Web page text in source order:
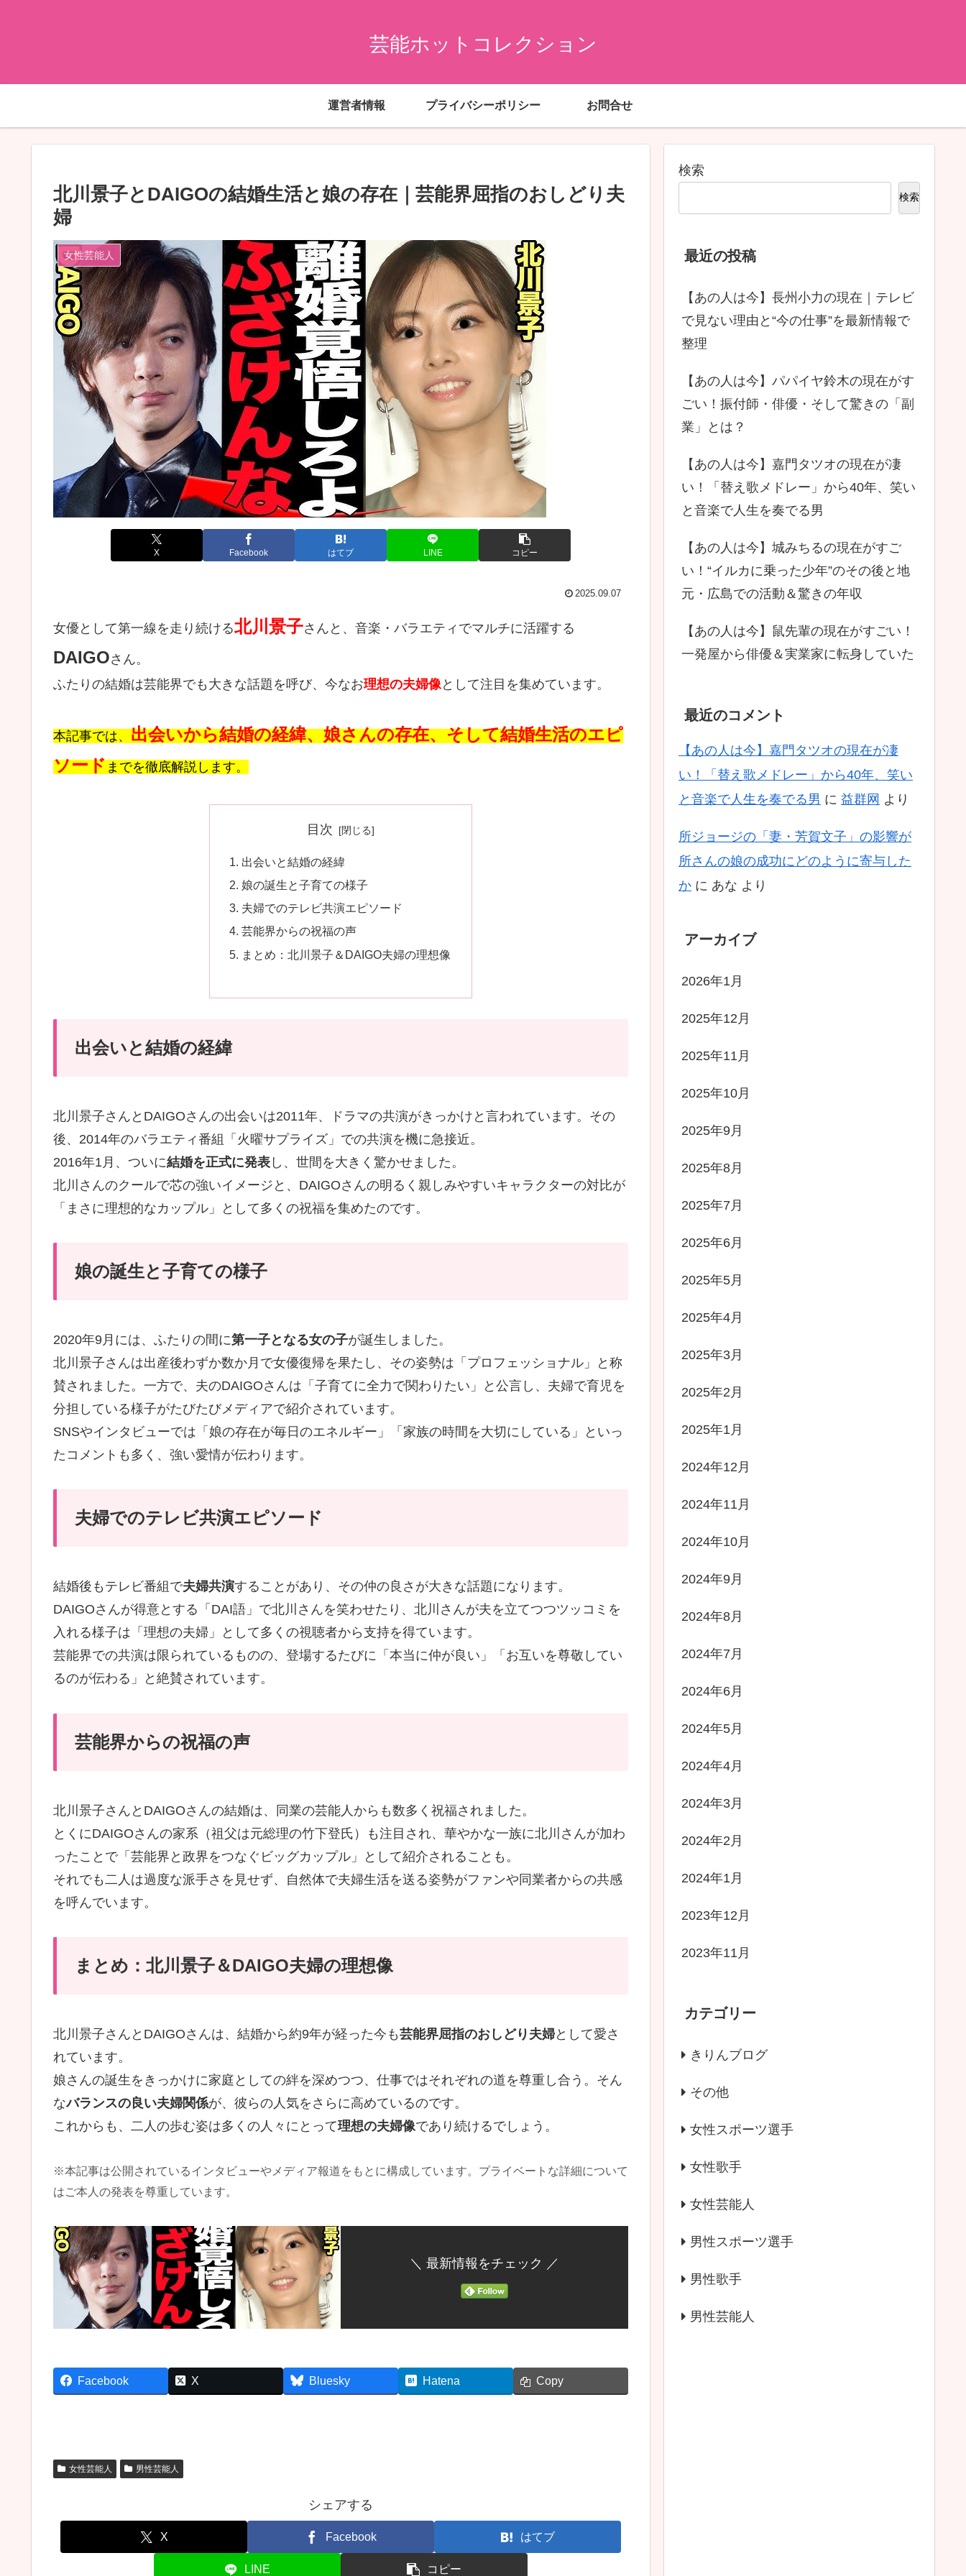
芸能ホットコレクション
運営者情報 プライバシーポリシー お問合せ
北川景子とDAIGOの結婚生活と娘の存在｜芸能界屈指のおしどり夫
婦
女性芸能人
X Facebook はてブ LINE コピー
2025.09.07
女優として第一線を走り続ける北川景子さんと、音楽・バラエティでマルチに活躍する
DAIGOさん。
ふたりの結婚は芸能界でも大きな話題を呼び、今なお理想の夫婦像として注目を集めています。
本記事では、 出会いから結婚の経緯、娘さんの存在、そして結婚生活のエピ
ソードまでを徹底解説します。
目次
出会いと結婚の経緯
娘の誕生と子育ての様子
夫婦でのテレビ共演エピソード
芸能界からの祝福の声
まとめ：北川景子＆DAIGO夫婦の理想像
出会いと結婚の経緯
北川景子さんとDAIGOさんの出会いは2011年、ドラマの共演がきっかけと言われています。その
後、2014年のバラエティ番組「火曜サプライズ」での共演を機に急接近。
2016年1月、ついに結婚を正式に発表 し、世間を大きく驚かせました。
北川さんのクールで芯の強いイメージと、DAIGOさんの明るく親しみやすいキャラクターの対比が
「まさに理想的なカップル」として多くの祝福を集めたのです。
娘の誕生と子育ての様子
2020年9月には、ふたりの間に第一子となる女の子が誕生しました。
北川景子さんは出産後わずか数か月で女優復帰を果たし、その姿勢は「プロフェッショナル」と称
賛されました。一方で、夫のDAIGOさんは「子育てに全力で関わりたい」と公言し、夫婦で育児を
分担している様子がたびたびメディアで紹介されています。
SNSやインタビューでは「娘の存在が毎日のエネルギー」「家族の時間を大切にしている」といっ
たコメントも多く、強い愛情が伝わります。
夫婦でのテレビ共演エピソード
結婚後もテレビ番組で夫婦共演することがあり、その仲の良さが大きな話題になります。
DAIGOさんが得意とする「DAI語」で北川さんを笑わせたり、北川さんが夫を立てつつツッコミを
入れる様子は「理想の夫婦」として多くの視聴者から支持を得ています。
芸能界での共演は限られているものの、登場するたびに「本当に仲が良い」「お互いを尊敬してい
るのが伝わる」と絶賛されています。
芸能界からの祝福の声
北川景子さんとDAIGOさんの結婚は、同業の芸能人からも数多く祝福されました。
とくにDAIGOさんの家系（祖父は元総理の竹下登氏）も注目され、華やかな一族に北川さんが加わ
ったことで「芸能界と政界をつなぐビッグカップル」として紹介されることも。
それでも二人は過度な派手さを見せず、自然体で夫婦生活を送る姿勢がファンや同業者からの共感
を呼んでいます。
まとめ：北川景子＆DAIGO夫婦の理想像
北川景子さんとDAIGOさんは、結婚から約9年が経った今も芸能界屈指のおしどり夫婦として愛さ
れています。
娘さんの誕生をきっかけに家庭としての絆を深めつつ、仕事ではそれぞれの道を尊重し合う。そん
なバランスの良い夫婦関係が、彼らの人気をさらに高めているのです。
これからも、二人の歩む姿は多くの人々にとって理想の夫婦像であり続けるでしょう。
※本記事は公開されているインタビューやメディア報道をもとに構成しています。プライベートな詳細について
はご本人の発表を尊重しています。
＼ 最新情報をチェック ／
Facebook X Bluesky Hatena Copy
女性芸能人 男性芸能人
シェアする
X Facebook はてブ
LINE コピー
検索
検索
最近の投稿
【あの人は今】長州小力の現在｜テレビ
で見ない理由と“今の仕事”を最新情報で
整理
【あの人は今】パパイヤ鈴木の現在がす
ごい！振付師・俳優・そして驚きの「副
業」とは？
【あの人は今】嘉門タツオの現在が凄
い！「替え歌メドレー」から40年、笑い
と音楽で人生を奏でる男
【あの人は今】城みちるの現在がすご
い！“イルカに乗った少年”のその後と地
元・広島での活動＆驚きの年収
【あの人は今】鼠先輩の現在がすごい！
一発屋から俳優＆実業家に転身していた
最近のコメント
【あの人は今】嘉門タツオの現在が凄
い！「替え歌メドレー」から40年、笑い
と音楽で人生を奏でる男 に 益群网 より
所ジョージの「妻・芳賀文子」の影響が
所さんの娘の成功にどのように寄与した
か に あな より
アーカイブ
2026年1月
2025年12月
2025年11月
2025年10月
2025年9月
2025年8月
2025年7月
2025年6月
2025年5月
2025年4月
2025年3月
2025年2月
2025年1月
2024年12月
2024年11月
2024年10月
2024年9月
2024年8月
2024年7月
2024年6月
2024年5月
2024年4月
2024年3月
2024年2月
2024年1月
2023年12月
2023年11月
カテゴリー
きりんブログ
その他
女性スポーツ選手
女性歌手
女性芸能人
男性スポーツ選手
男性歌手
男性芸能人